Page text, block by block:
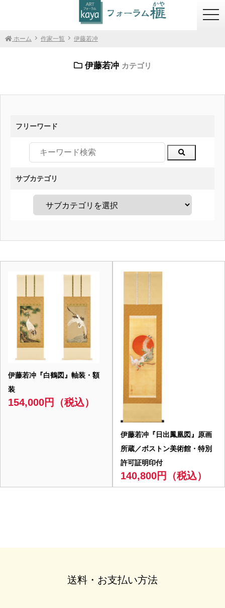
ホーム 作家一覧 伊藤若冲
伊藤若冲 カテゴリ
フリーワード
サブカテゴリ
伊藤若冲『白鶴図』軸装・額
装
154,000円（税込）
伊藤若冲『日出鳳凰図』原画
所蔵／ボストン美術館・特別
許可証明印付
140,800円（税込）
送料・お支払い方法